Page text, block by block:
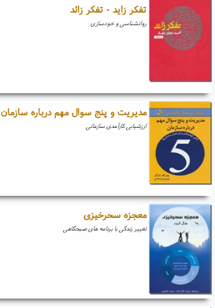
تفکر زاید - تفکر زائد
روانشناسی و خودسازی
مدیریت و پنج سوال مهم درباره سازمان
ارزشیابی کارآمدی سازمانی
معجزه سحرخیزی
تغییر زندگی با برنامه های صبحگاهی